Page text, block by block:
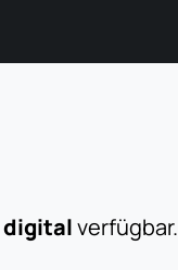
digitalverfügbar.